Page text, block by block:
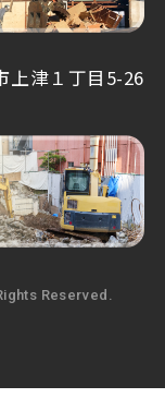
津１丁目5-26
Reserved.